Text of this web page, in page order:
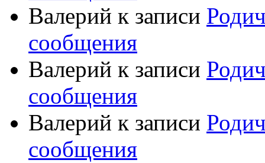
Валерий к записи
сообщения
Валерий к записи
сообщения
Валерий к записи
сообщения